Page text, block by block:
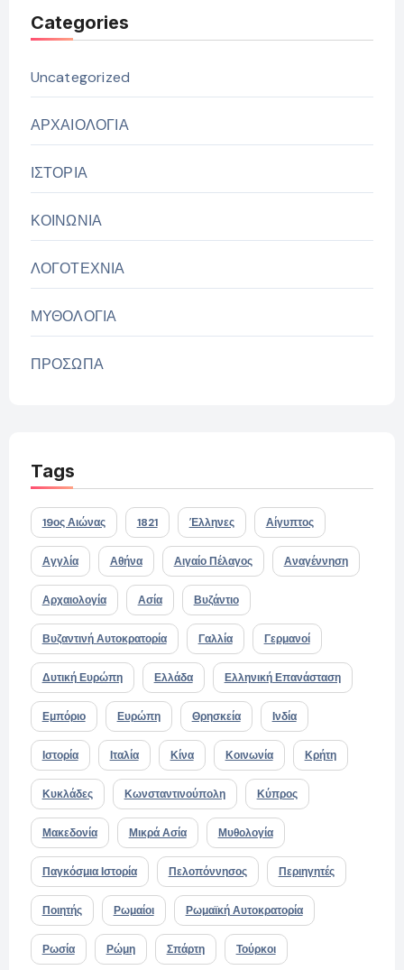
Categories
Uncategorized
ΑΡΧΑΙΟΛΟΓΙΑ
ΙΣΤΟΡΙΑ
ΚΟΙΝΩΝΙΑ
ΛΟΓΟΤΕΧΝΙΑ
ΜΥΘΟΛΟΓΙΑ
ΠΡΟΣΩΠΑ
Tags
19ος Αιώνας 1821 Έλληνες Αίγυπτος
Αγγλία Αθήνα Αιγαίο Πέλαγος Αναγέννηση
Αρχαιολογία Ασία Βυζάντιο
Βυζαντινή Αυτοκρατορία Γαλλία Γερμανοί
Δυτική Ευρώπη Ελλάδα Ελληνική Επανάσταση
Εμπόριο Ευρώπη Θρησκεία Ινδία
Ιστορία Ιταλία Κίνα Κοινωνία Κρήτη
Κυκλάδες Κωνσταντινούπολη Κύπρος
Μακεδονία Μικρά Ασία Μυθολογία
Παγκόσμια Ιστορία Πελοπόννησος Περιηγητές
Ποιητής Ρωμαίοι Ρωμαϊκή Αυτοκρατορία
Ρωσία Ρώμη Σπάρτη Τούρκοι